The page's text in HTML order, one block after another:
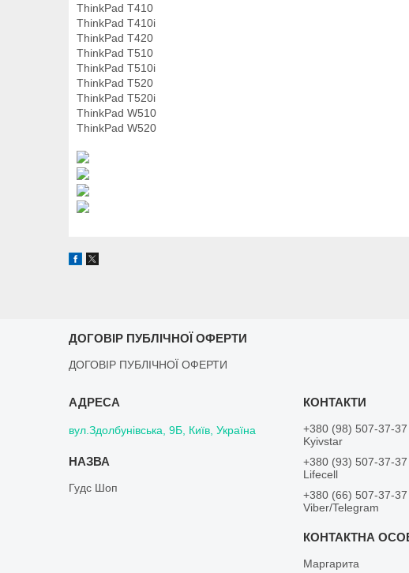
ThinkPad T410
ThinkPad T410i
ThinkPad T420
ThinkPad T510
ThinkPad T510i
ThinkPad T520
ThinkPad T520i
ThinkPad W510
ThinkPad W520
ДОГОВІР ПУБЛІЧНОЇ ОФЕРТИ
ДОГОВІР ПУБЛІЧНОЇ ОФЕРТИ
вул.Здолбунівська, 9Б, Київ, Україна
Гудс Шоп
+380 (98) 507-37-37
Kyivstar
+380 (93) 507-37-37
Lifecell
+380 (66) 507-37-37
Viber/Telegram
Маргарита